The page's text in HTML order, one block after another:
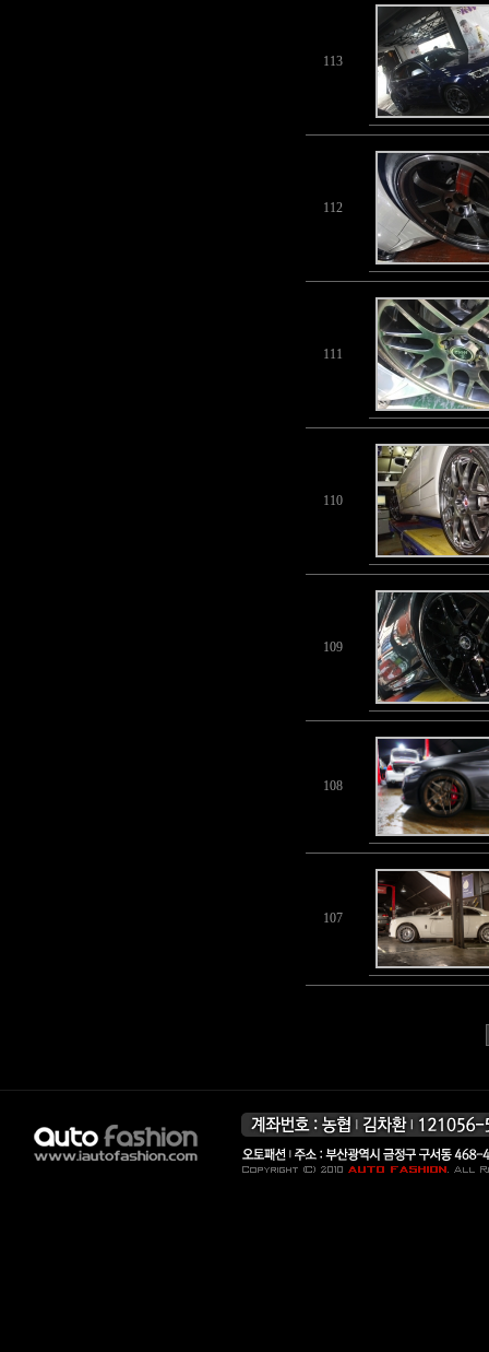
113
112
111
110
109
108
107